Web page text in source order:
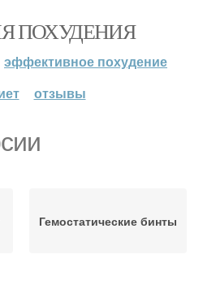
ПОХУДЕНИЯ
эффективное похудение
отзывы
Гемостатические бинты